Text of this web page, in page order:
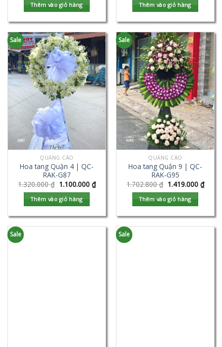
Thêm vào giỏ hàng Thêm vào giỏ hàng
Sale
QUẢNG CÁO
Hoa tang Quận 4 | QC-
RAK-G87
1.320.000₫ 1.100.000 ₫
Thêm vào giỏ hàng
Sale
QUẢNG CÁO
Hoa tang Quận 9 | QC-
RAK-G95
1.702.800₫ 1.419.000 ₫
Thêm vào giỏ hàng
Sale Sale